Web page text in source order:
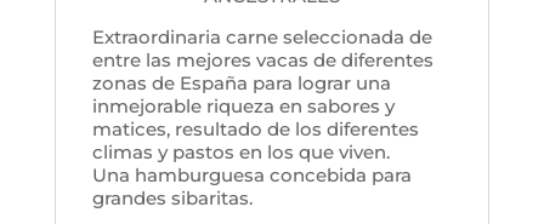
Extraordinaria carne seleccionada de
entre las mejores vacas de diferentes
zonas de España para lograr una
inmejorable riqueza en sabores y
matices, resultado de los diferentes
climas y pastos en los que viven.
Una hamburguesa concebida para
grandes sibaritas.